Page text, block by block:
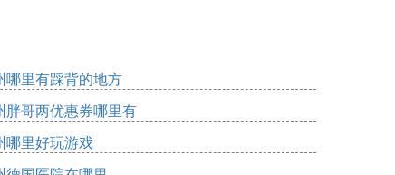
；以患者码指需求为中心困握，真诚、
有美国、日本、德国、法国等世界一流
中包括美国进口的爱尔康Infiniti等7台
仪、爱尔康 Constellation玻切机、Wa
海德堡眼底荧光造影、海德堡HRT-Ⅱ、
、蔡司角膜地形图4台、蔡司多波长激
18台、日本综合验光仪29台、蔡司裂
哪里有踩背的地方
胖哥两优惠券哪里有
哪里好玩游戏